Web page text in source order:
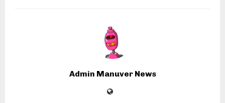
Admin Manuver News